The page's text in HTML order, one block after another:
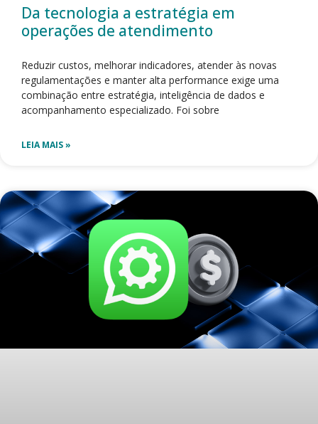
Da tecnologia a estratégia em
operações de atendimento
Reduzir custos, melhorar indicadores, atender às novas
regulamentações e manter alta performance exige uma
combinação entre estratégia, inteligência de dados e
acompanhamento especializado. Foi sobre
LEIA MAIS »